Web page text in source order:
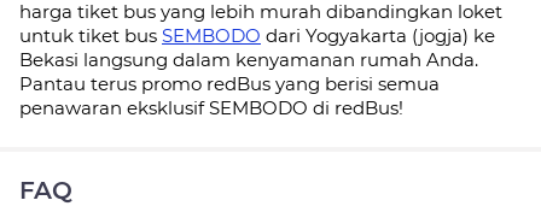
harga tiket bus yang lebih murah dibandingkan loket
untuk tiket bus SEMBODO dari Yogyakarta (jogja) ke
Bekasi langsung dalam kenyamanan rumah Anda.
Pantau terus promo redBus yang berisi semua
penawaran eksklusif SEMBODO di redBus!
FAQ